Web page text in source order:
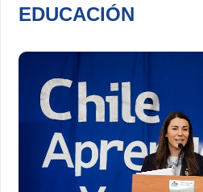
EDUCACIÓN